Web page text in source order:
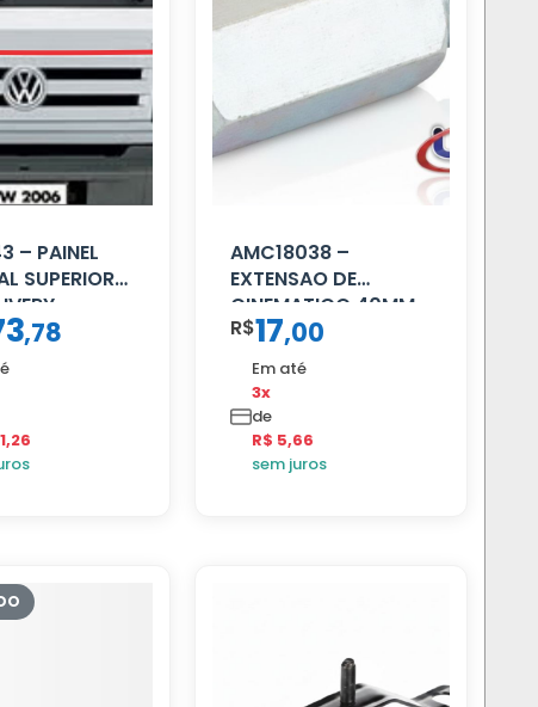
– PAINEL
SUPERIOR
,78
AMC18038 –
EXTENSAO DE
CINEMATICO 40MM
R$17,00
Em até
3x
de
R$ 5,66
sem juros